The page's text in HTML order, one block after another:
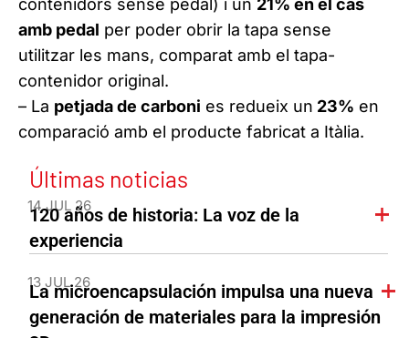
contenidors sense pedal) i un 21% en el cas
amb pedal per poder obrir la tapa sense
utilitzar les mans, comparat amb el tapa-
contenidor original.
– La petjada de carboni es redueix un 23% en
comparació amb el producte fabricat a Itàlia.
Últimas noticias
14 JUL 26
120 años de historia: La voz de la
experiencia
13 JUL 26
La microencapsulación impulsa una nueva
generación de materiales para la impresión